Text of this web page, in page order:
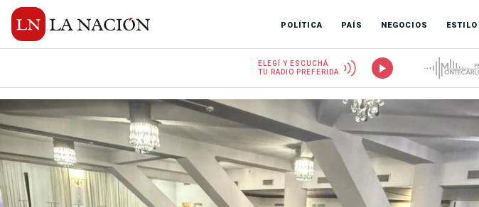
POLÍTICA PAÍS NEGOCIOS
ELEGÍ Y ESCUCHÁ
TU RADIO PREFERIDA